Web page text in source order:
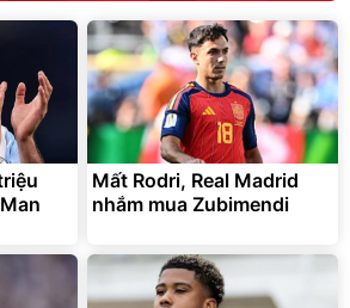
Mất Rodri, Real Madrid
nhắm mua Zubimendi